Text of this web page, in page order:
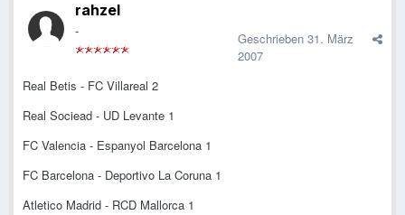
rahzel
- Geschrieben 31. März
2007
Real Betis - FC Villareal 2
Real Sociead - UD Levante 1
FC Valencia - Espanyol Barcelona 1
FC Barcelona - Deportivo La Coruna 1
Atletico Madrid - RCD Mallorca 1